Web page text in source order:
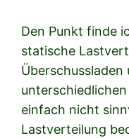
Den Punkt finde
statische
Überschussladen
einfach nicht
Lastverteilung